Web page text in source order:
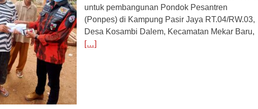
untuk pembangunan Pondok Pesantren
(Ponpes) di Kampung Pasir Jaya RT.04/RW.03,
Desa Kosambi Dalem, Kecamatan Mekar Baru,
[…]